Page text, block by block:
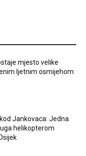
mjesto velike
ljetnim osmijehom
Jankovaca: Jedna
helikopterom